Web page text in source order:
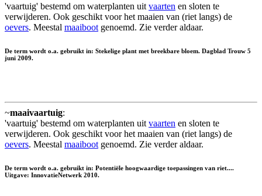
'vaartuig' bestemd om waterplanten uit vaarten en sloten te
verwijderen. Ook geschikt voor het maaien van (riet langs) de
oevers. Meestal maaiboot genoemd. Zie verder aldaar.
De term wordt o.a. gebruikt in: Stekelige plant met breekbare bloem. Dagblad Trouw 5
juni 2009.
~maaivaartuig:
'vaartuig' bestemd om waterplanten uit vaarten en sloten te
verwijderen. Ook geschikt voor het maaien van (riet langs) de
oevers. Meestal maaiboot genoemd. Zie verder aldaar.
De term wordt o.a. gebruikt in: Potentiële hoogwaardige toepassingen van riet....
Uitgave: InnovatieNetwerk 2010.